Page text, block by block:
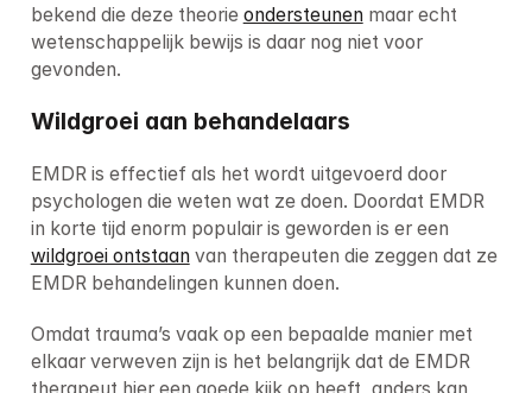
bekend die deze theorie ondersteunen maar echt
wetenschappelijk bewijs is daar nog niet voor
gevonden.
Wildgroei aan behandelaars
EMDR is effectief als het wordt uitgevoerd door
psychologen die weten wat ze doen. Doordat EMDR
wildgroei ontstaan van therapeuten die zeggen dat ze
EMDR behandelingen kunnen doen.
Omdat trauma’s vaak op een bepaalde manier met
elkaar verweven zijn is het belangrijk dat de EMDR
therapeut hier een goede kijk op heeft, anders kan